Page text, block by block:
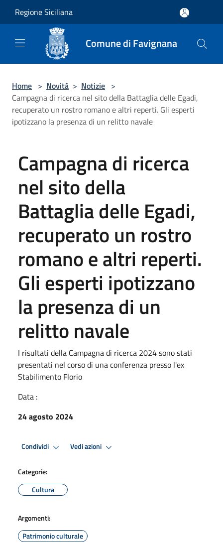
Regione Siciliana
Comune di Favignana
Home > Novità > Notizie >
Campagna di ricerca nel sito della Battaglia delle Egadi,
recuperato un rostro romano e altri reperti. Gli esperti
ipotizzano la presenza di un relitto navale
Campagna di ricerca
nel sito della
Battaglia delle Egadi,
recuperato un rostro
romano e altri reperti.
Gli esperti ipotizzano
la presenza di un
relitto navale
I risultati della Campagna di ricerca 2024 sono stati
presentati nel corso di una conferenza presso l'ex
Stabilimento Florio
Data :
24 agosto 2024
Condividi Vedi azioni
Categorie:
Cultura
Argomenti:
Patrimonio culturale